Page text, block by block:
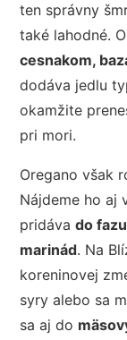
ten správny
také lahodné.
cesnakom,
dodáva jedlu
okamžite
pri mori.
Oregano však
Nájdeme ho aj
pridávado
marinád. Na
koreninovej
syry alebo sa
sa aj do